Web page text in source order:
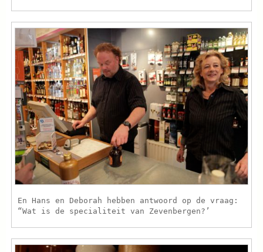
En Hans en Deborah hebben antwoord op de vraag:
“Wat is de specialiteit van Zevenbergen?’